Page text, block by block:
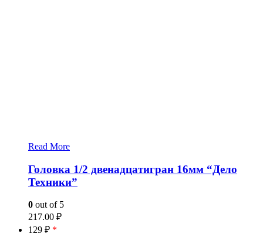
Read More
Головка 1/2 двенадцатигран 16мм “Дело
Техники”
0 out of 5
217.00 ₽
129 ₽ *